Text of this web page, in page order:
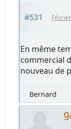
#531
En même
commercial
nouveau de
Bernard